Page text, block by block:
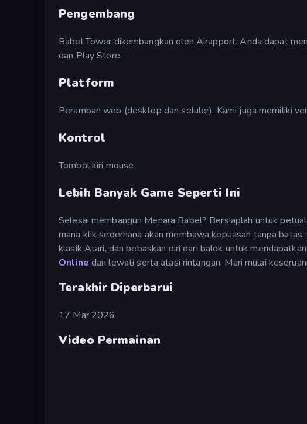
Pengembang
Babel Tower dikembangkan oleh Airapport. Anda dapat
dan Play Store.
Platform
Peramban web (desktop dan seluler). Kami juga memiliki
Kontrol
Tombol kiri mouse
Lebih Banyak Game Seperti Ini
Selesai membangun Menara Babel? Bersiaplah untuk
mana klik sederhana akan membawa kepuasan tanpa batas.
klasik Atari, dan bebaskan diri dari balok untuk
Online dan lewati serta atasi rintangan. Mari mulai
Terakhir Diperbarui
17 Mar 2026
Video Permainan